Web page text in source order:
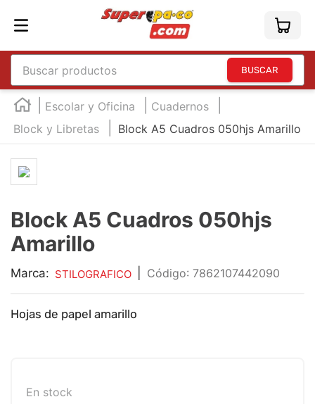
Buscar productos
Escolar y Oficina
Cuadernos
Block y Libretas
Block A5 Cuadros 050hjs Amarillo
Block A5 Cuadros 050hjs
Amarillo
Marca: STILOGRAFICO : 7862107442090
Hojas de papel amarillo
En stock
TÉRMINOS MÁS BUSCADOS
england
2.
marcador e300
3
.
mouse
6 .
marcadores
7.
audifonos
8.
teclado
9.
impresora